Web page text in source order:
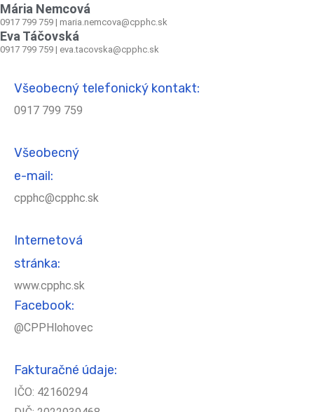
Mária Nemcová
0917 799 759 | maria.nemcova@cpphc.sk
Eva Táčovská
0917 799 759 | eva.tacovska@cpphc.sk
Všeobecný telefonický kontakt:
0917 799 759
Všeobecný
e-mail:
cpphc@cpphc.sk
Internetová
stránka:
www.cpphc.sk
Facebook:
@CPPHlohovec
Fakturačné údaje:
IČO: 42160294